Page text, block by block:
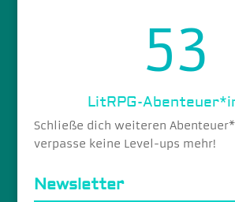
53
LitRPG-
Schließe dich weiteren
verpasse keine Level-ups mehr!
Newsletter